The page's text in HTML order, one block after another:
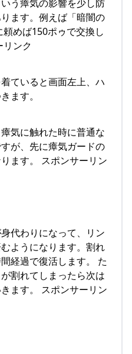
う瘴気の影響を少し防
ます。例えば「暗闇の
めば150ポゥで交換し
ンク
ていると画面左上、ハ
ます。
気に触れた時に普通な
が、先に瘴気ガードの
ます。 スポンサーリン
代わりになって、リン
ようになります。割れ
経過で復活します。 た
割れてしまったら次は
ます。 スポンサーリン